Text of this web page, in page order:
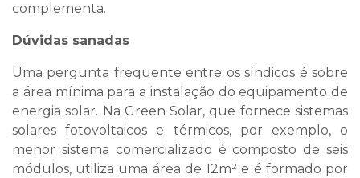
complementa.
Dúvidas sanadas
Uma pergunta frequente entre os síndicos é sobre
a área mínima para a instalação do equipamento de
energia solar. Na Green Solar, que fornece sistemas
solares fotovoltaicos e térmicos, por exemplo, o
menor sistema comercializado é composto de seis
módulos, utiliza uma área de 12m² e é formado por